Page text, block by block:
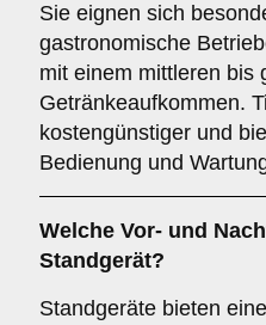
Sie eignen sich
gastronomische
mit einem mittleren bis
Getränkeaufkommen.
kostengünstiger und
Bedienung und
Welche Vor- und
Standgerät?
Standgeräte bieten